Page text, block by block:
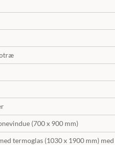
(700 x 900 mm)
termoglas (1030 x 1900 mm)